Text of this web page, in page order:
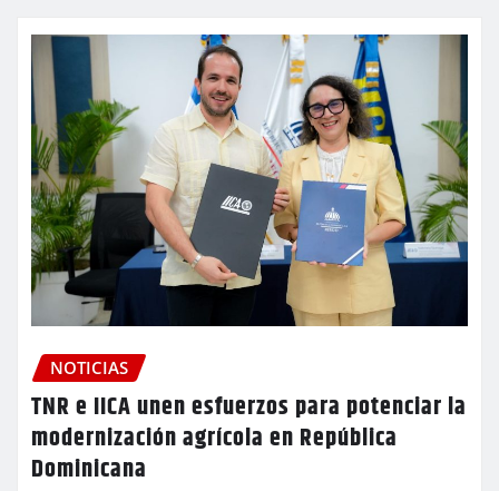
NOTICIAS
TNR e IICA unen esfuerzos para potenciar la
modernización agrícola en República
Dominicana